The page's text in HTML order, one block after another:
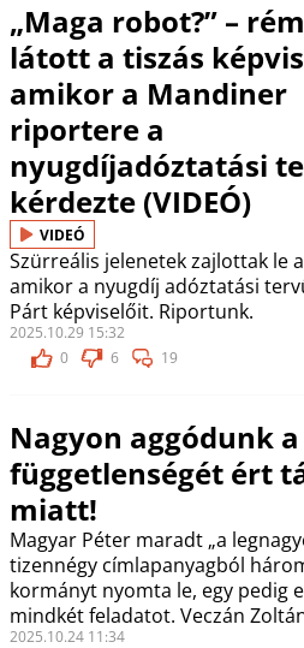
„Maga robot?” –
látott a tiszás
amikor a Mandiner
riportere a
nyugdíjadóztatási
kérdezte (VIDEÓ)
VIDEÓ
Szürreális jelenetek zajlottak le
amikor a nyugdíj adóztatási
Párt képviselőit. Riportunk.
2025.10.29 15:32
0
6 19
Nagyon aggódunk
függetlenségét ért
miatt!
Magyar Péter maradt „a
tizennégy címlapanyagból
kormányt nyomta le, egy pedig
mindkét feladatot. Veczán
2025.10.24 11:34